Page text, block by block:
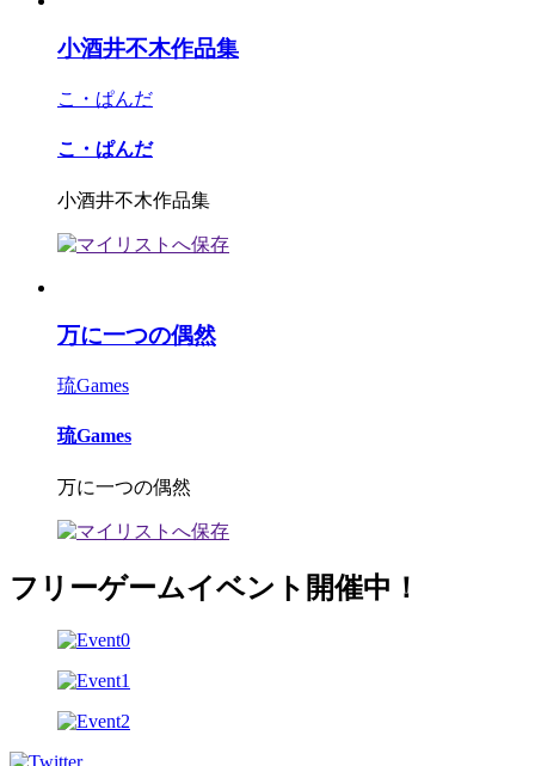
小酒井不木作品集
こ・ぱんだ
こ・ぱんだ
小酒井不木作品集
万に一つの偶然
琉Games
琉Games
万に一つの偶然
フリーゲームイベント開催中！